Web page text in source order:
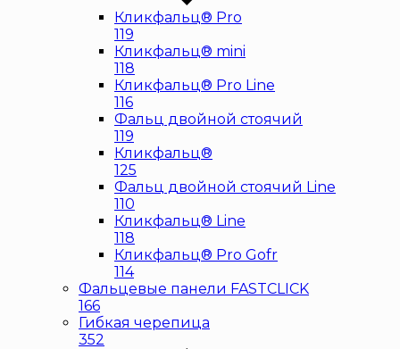
Кликфальц® Pro
119
Кликфальц® mini
118
Кликфальц® Pro Line
116
Фальц двойной стоячий
119
Кликфальц®
125
Фальц двойной стоячий Line
110
Кликфальц® Line
118
Кликфальц® Pro Gofr
114
Фальцевые панели FASTCLICK
166
Гибкая черепица
352